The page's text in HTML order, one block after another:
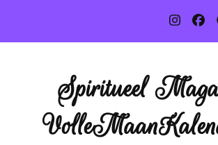
Spiritueel